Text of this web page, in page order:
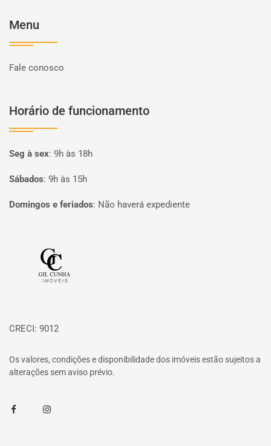
Menu
Fale conosco
Horário de funcionamento
Seg à sex: 9h às 18h
Sábados: 9h às 15h
Domingos e feriados: Não haverá expediente
CRECI: 9012
Os valores, condições e disponibilidade dos imóveis estão sujeitos a
alterações sem aviso prévio.
FacebookInstagram